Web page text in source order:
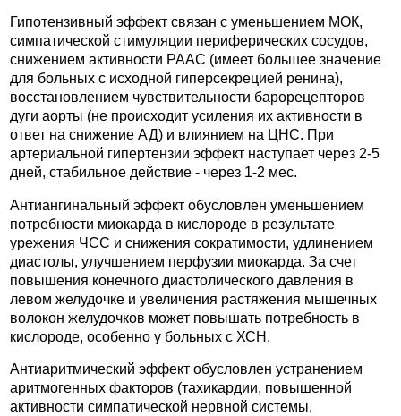
Гипотензивный эффект связан с уменьшением МОК,
симпатической стимуляции периферических сосудов,
снижением активности РААС (имеет большее значение
для больных с исходной гиперсекрецией ренина),
восстановлением чувствительности барорецепторов
дуги аорты (не происходит усиления их активности в
ответ на снижение АД) и влиянием на ЦНС. При
артериальной гипертензии эффект наступает через 2-5
дней, стабильное действие - через 1-2 мес.
Антиангинальный эффект обусловлен уменьшением
потребности миокарда в кислороде в результате
урежения ЧСС и снижения сократимости, удлинением
диастолы, улучшением перфузии миокарда. За счет
повышения конечного диастолического давления в
левом желудочке и увеличения растяжения мышечных
волокон желудочков может повышать потребность в
кислороде, особенно у больных с ХСН.
Антиаритмический эффект обусловлен устранением
аритмогенных факторов (тахикардии, повышенной
активности симпатической нервной системы,